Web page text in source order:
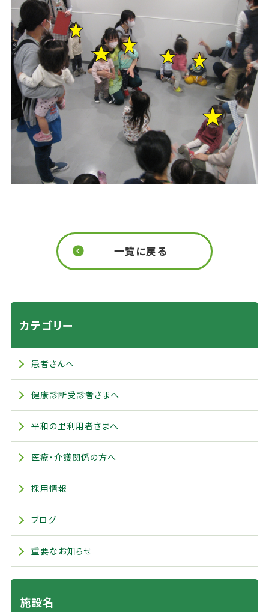
一覧に戻る
カテゴリー
患者さんへ
健康診断受診者さまへ
平和の里利用者さまへ
医療・介護関係の方へ
採用情報
ブログ
重要なお知らせ
施設名